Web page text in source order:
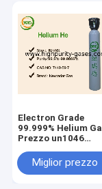
Electron Grade
99.999% Helium
Prezzo un1046
Miglior prezzo